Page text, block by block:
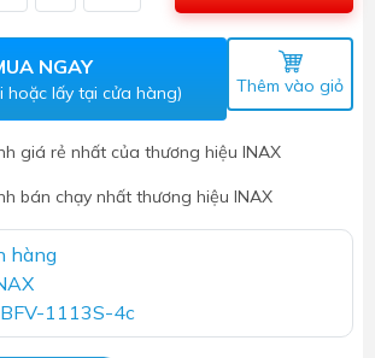
NGAY
hoặc lấy tại cửa hàng) Thêm vào giỏ
giá rẻ nhất của thương hiệu INAX
bán chạy nhất thương hiệu INAX
hàng
BFV-1113S-4c